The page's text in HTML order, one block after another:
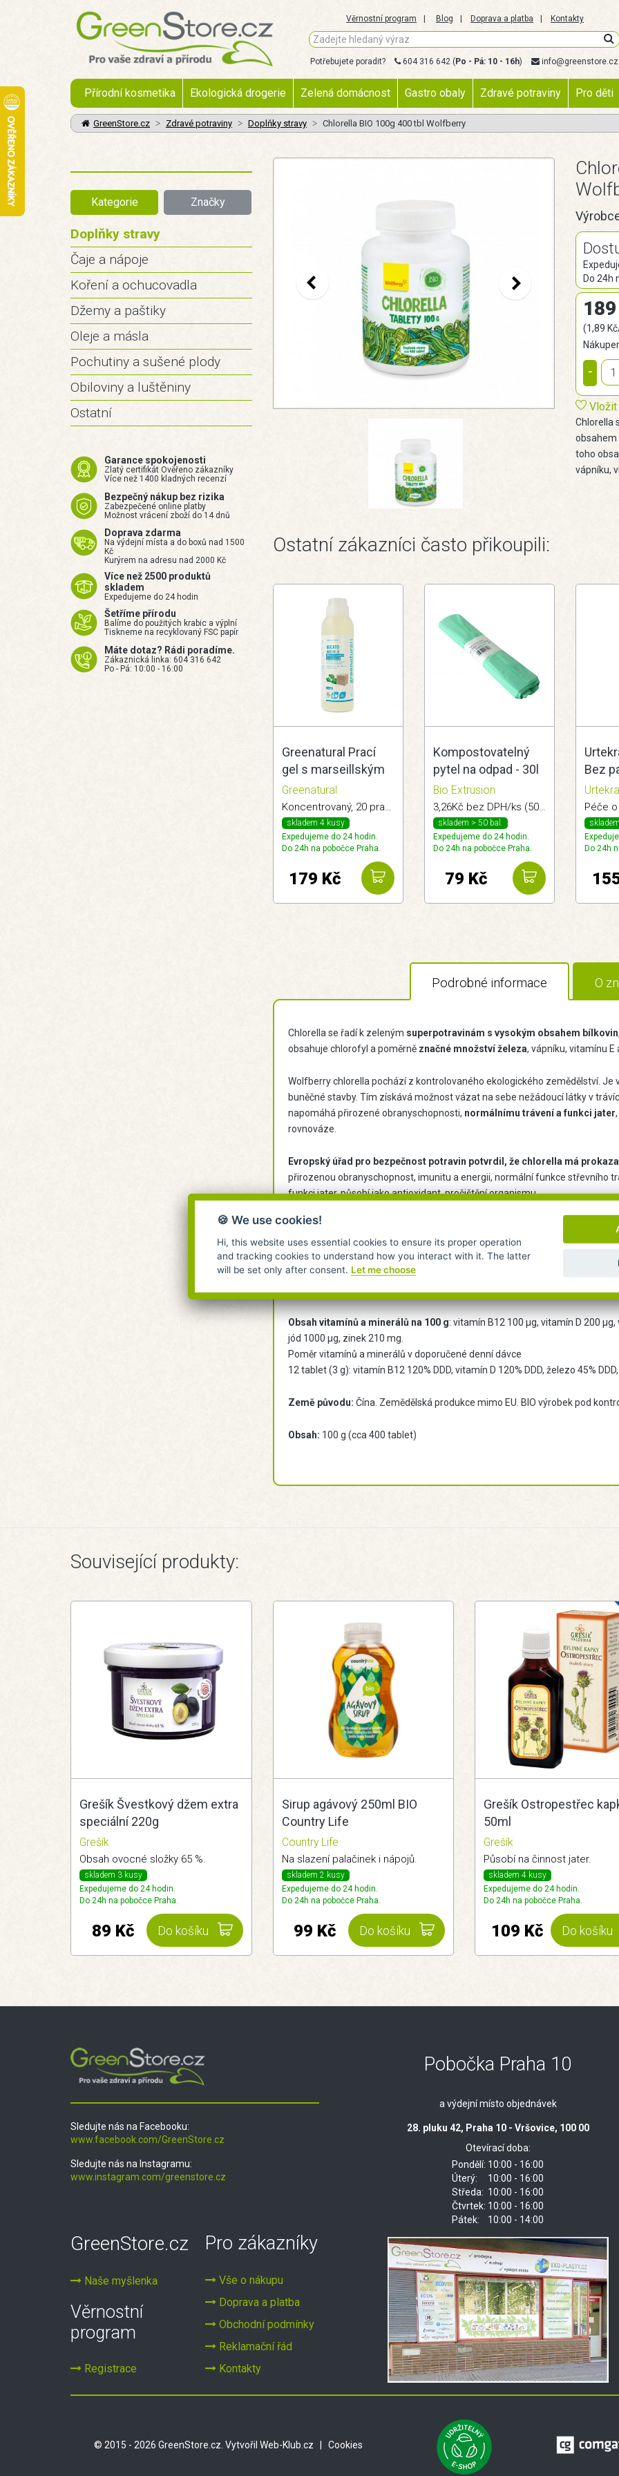
Věrnostní program Blog Doprava a platba Kontakty
Potřebujete poradit? 604 316 642 ( Po - Pá: 10 - 16h) info@greenstore.cz
Přírodní kosmetika Ekologická drogerie Zelená domácnost Gastro obaly Zdravé potraviny Pro děti
GreenStore.cz Zdravé potraviny Doplňky stravy Chlorella BIO 100g 400 tbl Wolfberry
Kategorie Značky
Doplňky stravy
Čaje a nápoje
Koření a ochucovadla
Džemy a paštiky
Oleje a másla
Pochutiny a sušené plody
Obiloviny a luštěniny
Ostatní
Garance spokojenosti
Zlatý certifikát Ověřeno zákazníky
Více než 1400 kladných recenzí
Bezpečný nákup bez rizika
Zabezpečené online platby
Možnost vrácení zboží do 14 dnů
Doprava zdarma
Na výdejní místa a do boxů nad 1500
Kč
Kurýrem na adresu nad 2000 Kč
Více než 2500 produktů
skladem
Expedujeme do 24 hodin
Šetříme přírodu
Balíme do použitých krabic a výplní
Tiskneme na recyklovaný FSC papír
Máte dotaz? Rádi poradíme.
Zákaznická linka: 604 316 642
Po - Pá: 10:00 - 16:00
Do 24h
(1,89
-
Vložit
Chlorella
obsahem
toho
vápníku,
Ostatní zákazníci často přikoupili:
Greenatural Prací
gel s marseillským
mýdlem 1l
Greenatural
Koncentrovaný, 20 pracích dávek.
skladem 4 kusy
Expedujeme do 24 hodin.
Do 24h na pobočce Praha.
179 Kč
Kompostovatelný
pytel na odpad - 30l
(role 20ks)
BioExtrusion
Bio Extrusion
3,26Kč bez DPH/ks (50x60cm)
skladem > 50 bal.
Expedujeme do 24 hodin.
Do 24h na pobočce Praha.
79 Kč
Bez
15ml
Do 24h
Podrobné informace O
Chlorella se řadí k zeleným superpotravinám s vysokým obsahem bílkovin
obsahuje chlorofyl a poměrněznačné množství železa, vápníku, vitamínu E
Wolfberry chlorella pochází z kontrolovaného ekologického zemědělství.
buněčné stavby. Tím získává možnost vázat na sebe nežádoucí látky v
napomáhá přirozené obranyschopnosti, normálnímu trávení a funkci jater
rovnováze.
Evropský úřad pro bezpečnost potravin potvrdil, že chlorella má
přirozenou obranyschopnost, imunitu a energii, normální funkce střevního
funkci jater, působí jako antioxidant, pročištění organismu.
Doporučené dávkování:
4 tablety 3x denně před jídlem. Jedná se o
mimo dosah dětí. Není určeno dětem do tří let. Nepřekračujte doporučené
Nutriční hodnoty na 100g:Energie
cukry 0,3 g;Vláknina13 g;Bílkoviny53 g;Sůl0,07 g.
Obsah vitamínů a minerálů na 100 g: vitamín B12 100 µg, vitamín D 200
jód 1000 µg, zinek 210 mg.
Poměr vitamínů a minerálů v doporučené denní dávce
12 tablet (3 g): vitamín B12 120% DDD, vitamín D 120% DDD, železo 45%
Země původu: Čína. Zemědělská produkce mimo EU. BIO výrobek pod
Obsah: 100 g (cca 400 tablet)
Související produkty:
Grešík Švestkový džem extra
speciální 220g
Grešík
Obsah ovocné složky 65 %.
skladem 3 kusy
Expedujeme do 24 hodin.
Do 24h na pobočce Praha.
Do košíku
89 Kč
Sirup agávový 250ml BIO
Country Life
Country Life
Na slazení palačinek i nápojů.
skladem 2 kusy
Expedujeme do 24 hodin.
Do 24h na pobočce Praha.
Do košíku
99 Kč
Grešík Ostropestřec
50ml
Grešík
Působí na činnost jater.
skladem 4 kusy
Expedujeme do 24 hodin.
Do 24h na pobočce Praha.
Do košíku
109 Kč
Sledujte nás na Facebooku:
www.facebook.com/GreenStore.cz
Sledujte nás na Instagramu:
www.instagram.com/greenstore.cz
Pobočka Praha 10
a výdejní místo objednávek
28. pluku 42, Praha 10 - Vršovice, 100 00
Otevírací doba:
Pondělí: 10:00 - 16:00
Úterý:
10:00 - 16:00
Středa: 10:00 - 16:00
Čtvrtek: 10:00 - 16:00
Pátek:
10:00 - 14:00
GreenStore.cz
Naše myšlenka
Věrnostní
program
Registrace
Pro zákazníky
Vše o nákupu
Doprava a platba
Obchodní podmínky
Reklamační řád
Kontakty
© 2015 - 2026 GreenStore.cz. VytvořilWeb-Klub.cz |Cookies
🍪 We use cookies!
Hi, this website uses essential cookies to ensure its proper operation
and tracking cookies to understand how you interact with it. The latter
will be set only after consent. Let me choose